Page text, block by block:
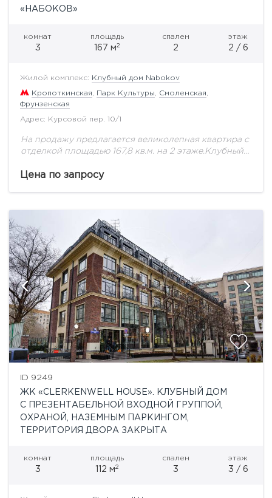
«НАБОКОВ»
комнат
3
площадь
167 м2
спален
2
этаж
2 / 6
Жилой комплекс: Клубный дом Nabokov
Кропоткинская Парк Культуры Смоленская
Фрунзенская
Адрес: Курсовой пер. 10/1
На продажу предлагается великолепная квартира с
отделкой площадью 167,8 кв.м. на 2 этаже.Клубный
по монолитной технологии и представляет собой 6-
Цена по запросу
ID 9249
ЖК «CLERKENWELL HOUSE». КЛУБНЫЙ ДОМ
С ПРЕЗЕНТАБЕЛЬНОЙ ВХОДНОЙ ГРУППОЙ,
ОХРАНОЙ, НАЗЕМНЫМ ПАРКИНГОМ,
ТЕРРИТОРИЯ ДВОРА ЗАКРЫТА
комнат
3
площадь
112 м2
спален
3
этаж
3 / 6